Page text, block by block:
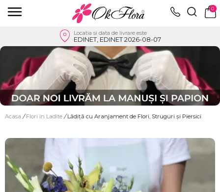
0
Locatia si data de livrare este
EDINET, EDINET 2026-08-07
Acasa / Flori in Ladite / Lădiță cu Aranjament de Flori, Struguri și Piersici